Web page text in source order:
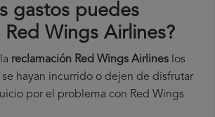
gastos puedes
Red Wings Airlines​?
reclamación Red Wings Airlines los
hayan incurrido o dejen de disfrutar
por el problema con Red Wings